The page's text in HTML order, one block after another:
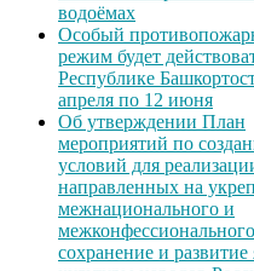
водоёмах
Особый
режим будет
Республике
апреля по 12 июня
Об утверждении План
мероприятий по
условий для
направленных на
межнационального и
сохранение и развитие